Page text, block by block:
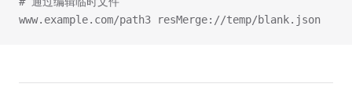
www.example.com/path3 resMerge://temp/blank.json